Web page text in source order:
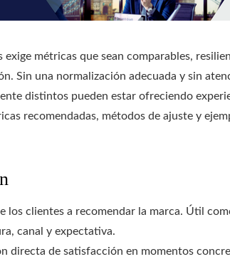
métricas que sean comparables,
Sin una normalización adecuada y sin
distintos pueden estar ofreciendo
recomendadas, métodos de ajuste y
los clientes a recomendar la marca. Útil
canal y expectativa.
directa de satisfacción en momentos